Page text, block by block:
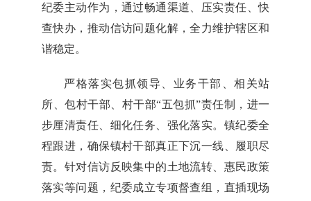
纪委主动作为，通过畅通渠道、压实责任、快
查快办，推动信访问题化解，全力维护辖区和
谐稳定。
严格落实包抓领导、业务干部、相关站
所、包村干部、村干部“五包抓”责任制，进一
步厘清责任、细化任务、强化落实。镇纪委全
程跟进，确保镇村干部真正下沉一线、履职尽
责。针对信访反映集中的土地流转、惠民政策
落实等问题，纪委成立专项督查组，直插现场